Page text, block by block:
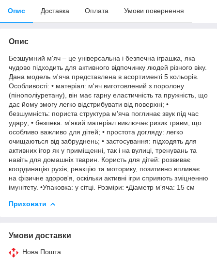
Опис Доставка Оплата Умови повернення
Опис
Безшумний м'яч – це універсальна і безпечна іграшка, яка
чудово підходить для активного відпочинку людей різного віку.
Дана модель м'яча представлена в асортименті 5 кольорів.
Особливості: • матеріал: м'яч виготовлений з поролону
(пінополіуретану), він має гарну еластичність та пружність, що
дає йому змогу легко відстрибувати від поверхні; •
безшумність: пориста структура м'яча поглинає звук під час
удару; • безпека: м'який матеріал виключає ризик травм, що
особливо важливо для дітей; • простота догляду: легко
очищаються від забруднень; • застосування: підходять для
активних ігор як у приміщенні, так і на вулиці, тренувань та
навіть для домашніх тварин. Користь для дітей: розвиває
координацію рухів, реакцію та моторику, позитивно впливає
на фізичне здоров'я, оскільки активні ігри сприяють зміцненню
імунітету. •Упаковка: у сітці. Розміри: •Діаметр м'яча: 15 см
Приховати
Умови доставки
Нова Пошта